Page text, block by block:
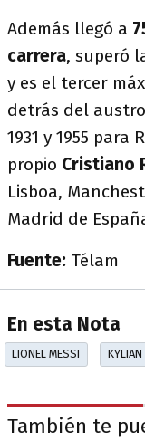
Además llegó a
carrera, superó
y es el tercer
detrás del
1931 y 1955 para
propio Cristiano
Lisboa,
Madrid de
Fuente: Télam
En esta Nota
LIONEL MESSI KYLIAN
También te